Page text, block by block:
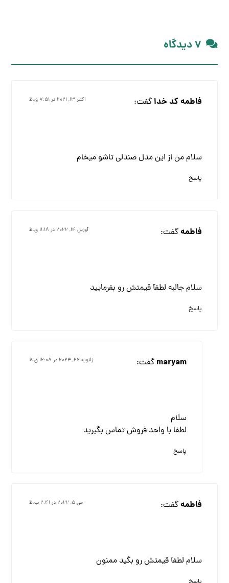
۷ دیدگاه
فاطمه کد خدا گفت: اکتبر ۱۳, ۲۰۲۱ در ۷:۵۱ ق.ظ
سلام من از این مدل صندلی تاشو میخام
پاسخ
فاطمهگفت: آوریل ۱۴, ۲۰۲۲ در ۱۱:۱۸ ق.ظ
سلام جالبه لطفآ قیمتش رو بفرمایید
پاسخ
maryam گفت: ژانویه ۲۶, ۲۰۲۴ در ۱۲:۰۸ ق.ظ
سلام
لطفا با واحد فروش تماس بگیرید
پاسخ
فاطمهگفت: می ۵, ۲۰۲۲ در ۲:۴۱ ب.ظ
سلام لطفآ قیمتش رو بگید ممنون